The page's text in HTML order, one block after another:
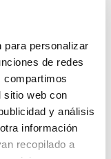
para personalizar
de redes
compartimos
sitio web con
y análisis
información
recopilado a